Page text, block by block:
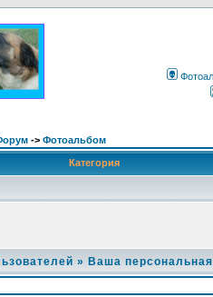
-> Фотоальбом
Категория
» Ваша